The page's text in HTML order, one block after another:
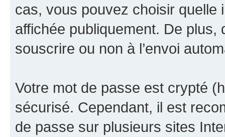
cas, vous pouvez choisir quelle
affichée publiquement. De
souscrire ou non à l’envoi
Votre mot de passe est crypté
sécurisé. Cependant, il est
de passe sur plusieurs sites